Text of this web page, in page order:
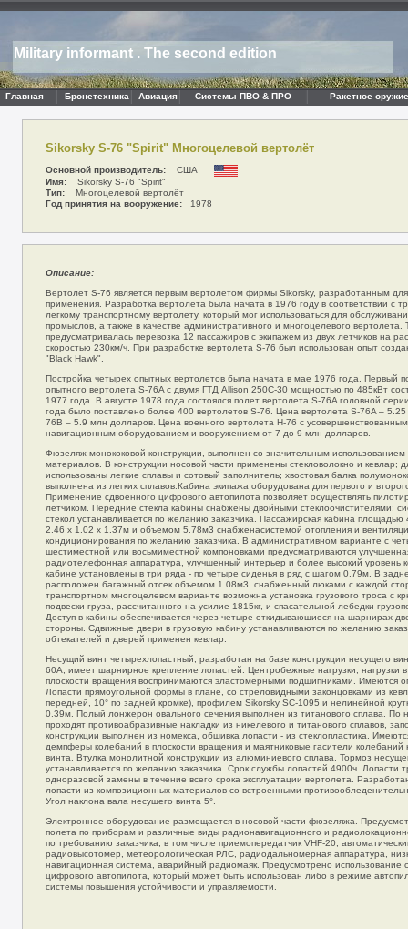
Military informant . The second edition
Главная Бронетехника Авиация Системы ПВО & ПРО Ракетное
Sikorsky S-76 "Spirit" Многоцелевой вертолёт
Основной производитель: США
Имя: Sikorsky S-76 "Spirit"
Тип: Многоцелевой вертолёт
Год принятия на вооружение: 1978
Описание:
Вертолет S-76 является первым вертолетом фирмы Sikorsky, разработанным для
применения. Разработка вертолета была начата в 1976 году в соответствии с
легкому транспортному вертолету, который мог использоваться для
промыслов, а также в качестве административного и многоцелевого вертолета.
предусматривалась перевозка 12 пассажиров с экипажем из двух летчиков на
скоростью 230км/ч. При разработке вертолета S-76 был использован опыт
"Black Hawk".
Постройка четырех опытных вертолетов была начата в мае 1976 года. Первый
опытного вертолета S-76A с двумя ГТД Allison 250С-30 мощностью по 485кВт
1977 года. В августе 1978 года состоялся полет вертолета S-76A головной
года было поставлено более 400 вертолетов S-76. Цена вертолета S-76A –
76В – 5.9 млн долларов. Цена военного вертолета Н-76 с
навигационным оборудованием и вооружением от 7 до 9 млн долларов.
Фюзеляж монококовой конструкции, выполнен со значительным
материалов. В конструкции носовой части применены стекловолокно и кевлар;
использованы легкие сплавы и сотовый заполнитель; хвостовая балка
выполнена из легких сплавов.Кабина экипажа оборудована для первого и
Применение сдвоенного цифрового автопилота позволяет осуществлять
летчиком. Передние стекла кабины снабжены двойными стеклоочистителями;
стекол устанавливается по желанию заказчика. Пассажирская кабина
2.46 х 1.02 х 1.37м и объемом 5.78м3 снабженасистемой отопления и
кондиционирования по желанию заказчика. В административном варианте с
шестиместной или восьмиместной компоновками предусматриваются
радиотелефонная аппаратура, улучшенный интерьер и более высокий уровень
кабине установлены в три ряда - по четыре сиденья в ряд с шагом 0.79м. В
расположен багажный отсек объемом 1.08м3, снабженный люками с каждой
транспортном многоцелевом варианте возможна установка грузового троса с
подвески груза, рассчитанного на усилие 1815кг, и спасательной лебедки
Доступ в кабины обеспечивается через четыре откидывающиеся на шарнирах
стороны. Сдвижные двери в грузовую кабину устанавливаются по желанию
обтекателей и дверей применен кевлар.
Несущий винт четырехлопастный, разработан на базе конструкции несущего
60А, имеет шарнирное крепление лопастей. Центробежные нагрузки, нагрузки в
плоскости вращения воспринимаются эластомерными подшипниками. Имеются
Лопасти прямоугольной формы в плане, со стреловидными законцовками из
передней, 10° по задней кромке), профилем Sikorsky SC-1095 и нелинейной
0.39м. Полый лонжерон овального сечения выполнен из титанового сплава. По
проходят противоабразивные накладки из никелевого и титанового сплавов,
конструкции выполнен из номекса, обшивка лопасти - из стеклопластика.
демпферы колебаний в плоскости вращения и маятниковые гасители колебаний
винта. Втулка монолитной конструкции из алюминиевого сплава. Тормоз
устанавливается по желанию заказчика. Срок службы лопастей 4900ч. Лопасти
одноразовой замены в течение всего срока эксплуатации вертолета.
лопасти из композиционных материалов со встроенными
Угол наклона вала несущего винта 5°.
Электронное оборудование размещается в носовой части фюзеляжа.
полета по приборам и различные виды радионавигационного и
по требованию заказчика, в том числе приемопередатчик VHF-20,
радиовысотомер, метеорологическая РЛС, радиодальномерная аппаратура,
навигационная система, аварийный радиомаяк. Предусмотрено использование
цифрового автопилота, который может быть использован либо в режиме
системы повышения устойчивости и управляемости.